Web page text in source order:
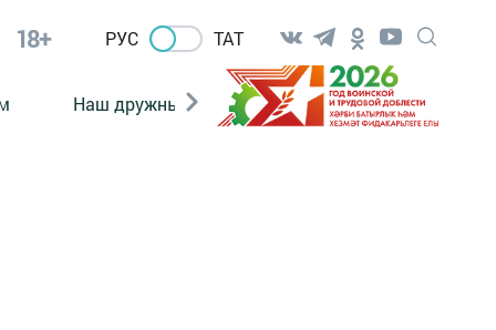
18+ РУС ТАТ
Наш дружный коллектив Документы